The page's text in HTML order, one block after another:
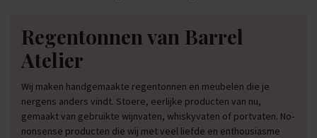
Regentonnen van Barrel
Atelier
Wij maken handgemaakte regentonnen en meubelen die je
nergens anders vindt. Stoere, eerlijke producten van nu,
gemaakt van gebruikte wijnvaten, whiskyvaten of portvaten. No-
nonsense producten die wij met veel liefde en enthousiasme